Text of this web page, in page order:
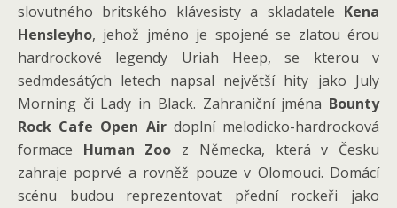
slovutného britského klávesisty a skladatele Kena
Hensleyho, jehož jméno je spojené se zlatou érou
hardrockové legendy Uriah Heep, se kterou v
sedmdesátých letech napsal největší hity jako July
Morning či Lady in Black. Zahraniční jména Bounty
Rock Cafe Open Air doplní melodicko-hardrocková
formace Human Zoo z Německa, která v Česku
zahraje poprvé a rovněž pouze v Olomouci. Domácí
scénu budou reprezentovat přední rockeři jako